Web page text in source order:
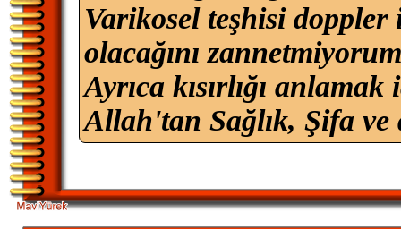
Varikosel teşhisi
olacağını
Ayrıca kısırlığı
Allah'tan Sağlık, Şifa